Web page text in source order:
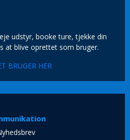
udstyr, booke ture, tjekke din
at blive oprettet som bruger.
BRUGER HER